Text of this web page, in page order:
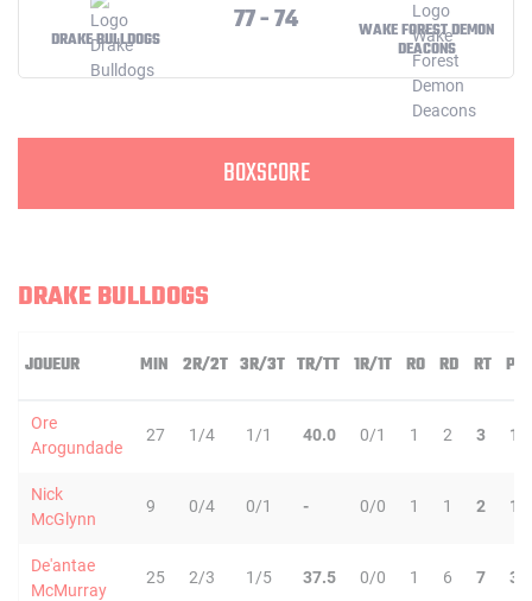
DRAKE BULLDOGS
77 - 74
WAKE FOREST DEMON
DEACONS
BOXSCORE
DRAKE BULLDOGS
JOUEUR MIN 2R/2T 3R/3T TR/TT 1R/1T RO RD RT PD
Ore
Arogundade
27 1/4 1/1 40.0 0/1 1 2 3 1
Nick
McGlynn
9 0/4 0/1 - 0/0 1 1 2 1
De'antae
McMurray
25 2/3 1/5 37.5 0/0 1 6 7 3